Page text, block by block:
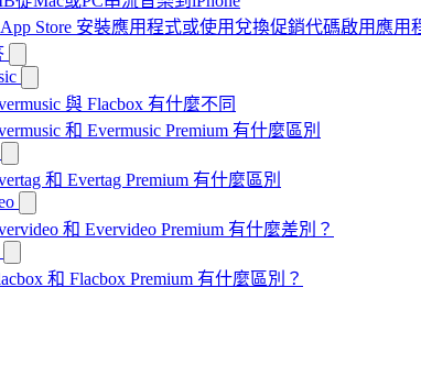
Store 安裝應用程式或使用兌換促銷代碼啟用應用
與 Flacbox 有什麼不同
和 Evermusic Premium 有什麼區別
和 Evertag Premium 有什麼區別
和 Evervideo Premium 有什麼差別？
和 Flacbox Premium 有什麼區別？